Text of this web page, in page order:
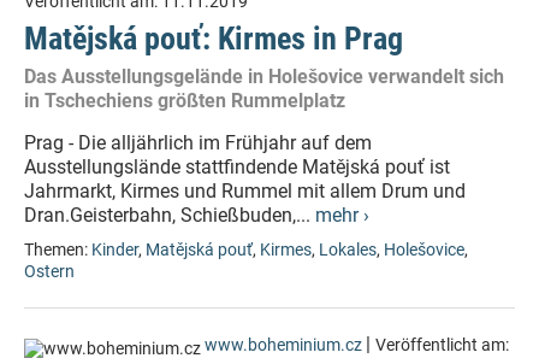
Matějská pouť: Kirmes in Prag
Das Ausstellungsgelände in Holešovice verwandelt sich
in Tschechiens größten Rummelplatz
Prag - Die alljährlich im Frühjahr auf dem
Ausstellungslände stattfindende Matějská pouť ist
Jahrmarkt, Kirmes und Rummel mit allem Drum und
Dran.Geisterbahn, Schießbuden,... mehr ›
Themen: Kinder, Matějská pouť, Kirmes, Lokales, Holešovice,
Ostern
www.boheminium.cz | Veröffentlicht am: